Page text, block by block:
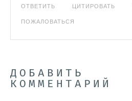
ОТВЕТИТЬ ЦИТИРОВАТЬ
ПОЖАЛОВАТЬСЯ
ДОБАВИТЬ
КОММЕНТАРИЙ